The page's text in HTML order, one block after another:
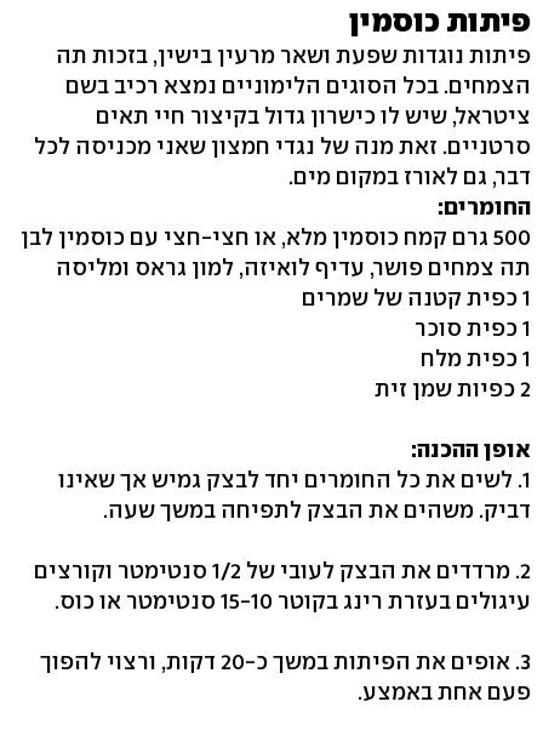
פיתות כוסמין
פיתות נוגדות שפעת ושאר מרעין בישין, בזכות תה
הצמחים. בכל הסוגים הלימוניים נמצא רכיב בשם
ציטראל, שיש לו כישרון גדול בקיצור חיי תאים
סרטניים. זאת מנה של נגדי חמצון שאני מכניסה לכל
דבר, גם לאורז במקום מים.
החומרים:
500 גרם קמח כוסמין מלא, או חצי-חצי עם כוסמין לבן
תה צמחים פושר, עדיף לואיזה, למון גראס ומליסה
1 כפית קטנה של שמרים
1 כפית סוכר
1 כפית מלח
2 כפיות שמן זית
אופן ההכנה:
1. לשים את כל החומרים יחד לבצק גמיש אך שאינו
דביק. משהים את הבצק לתפיחה במשך שעה.
2. מרדדים את הבצק לעובי של 1/2 סנטימטר וקורצים
עיגולים בעזרת רינג בקוטר 15-10 סנטימטר או כוס.
3. אופים את הפיתות במשך כ-20 דקות, ורצוי להפוך
פעם אחת באמצע.